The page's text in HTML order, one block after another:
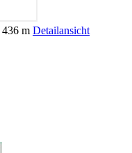
436 m Detailansicht